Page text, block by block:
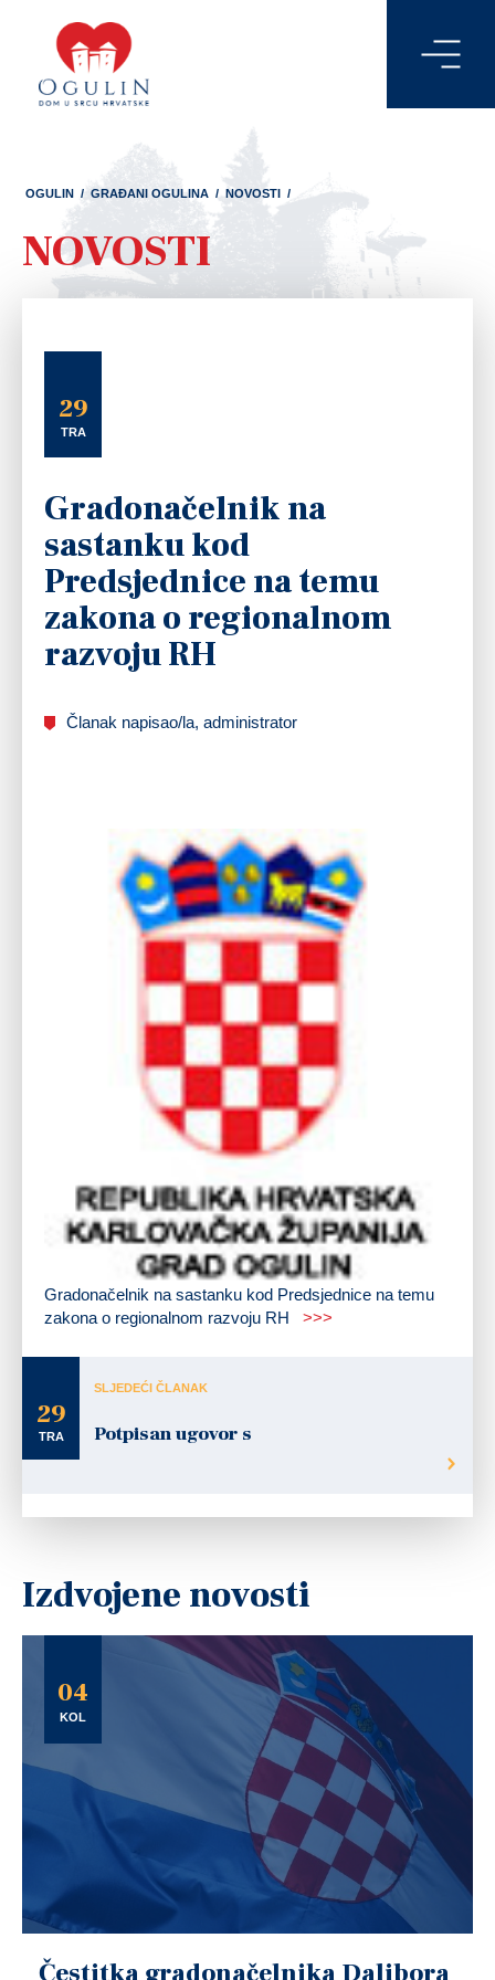
OGULIN / GRAĐANI OGULINA / NOVOSTI /
NOVOSTI
29
TRA
Gradonačelnik na
sastanku kod
Predsjednice na temu
zakona o regionalnom
razvoju RH
Članak napisao/la, administrator
Gradonačelnik na sastanku kod Predsjednice na temu
zakona o regionalnom razvoju RH
>>>
29
TRA
SLJEDEĆI ČLANAK
Potpisan ugovor s
Izdvojene novosti
04
KOL